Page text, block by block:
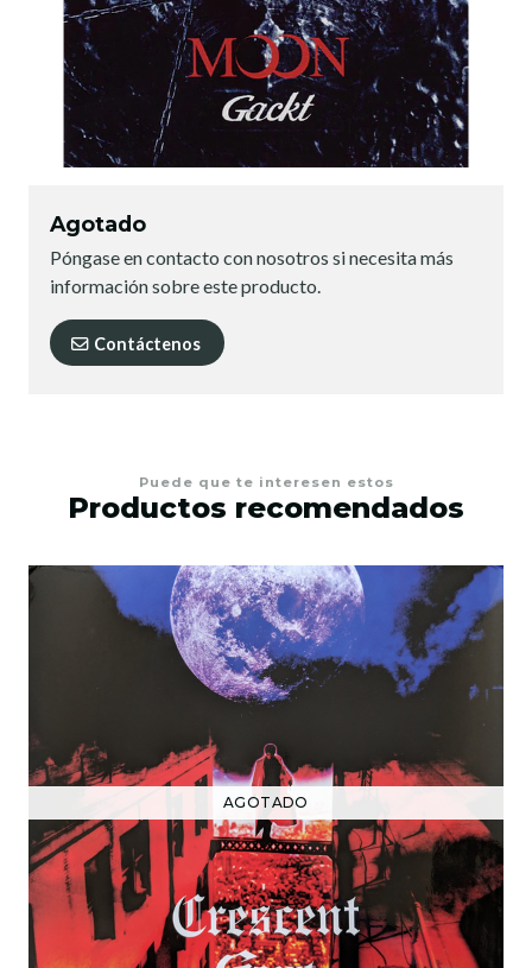
Agotado
Póngase en contacto con nosotros si necesita más
información sobre este producto.
Contáctenos
Puede que te interesen estos
Productos recomendados
AGOTADO